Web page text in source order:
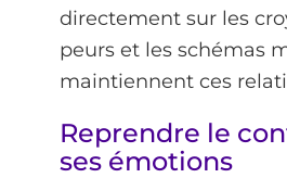
directement sur les
peurs et les schémas
maintiennent ces
Reprendre le
ses émotions